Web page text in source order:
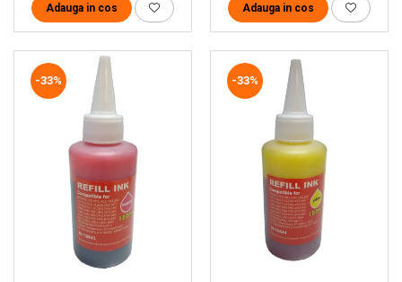
Adauga in cos Adauga in cos
-33% -33%